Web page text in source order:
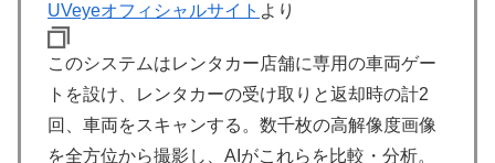
UVeyeオフィシャルサイト より
このシステムはレンタカー店舗に専用の車両ゲー
トを設け、レンタカーの受け取りと返却時の計2
回、車両をスキャンする。数千枚の高解像度画像
を全方位から撮影し、AIがこれらを比較・分析。